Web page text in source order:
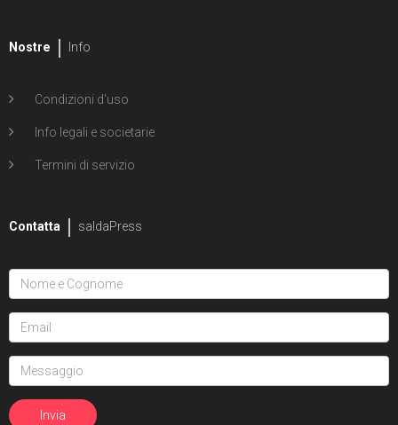
Nostre Info
Condizioni d'uso
Info legali e societarie
Termini di servizio
Contatta saldaPress